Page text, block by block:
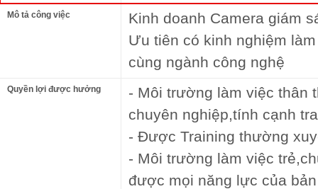
Mô tả công việc
Kinh doanh Camera giám
Ưu tiên có kinh nghiệm
cùng ngành công nghệ
Quyền lợi được hưởng
- Môi trường làm việc thân
chuyên nghiệp,tính cạnh
- Được Training thường
- Môi trường làm việc
được mọi năng lực của